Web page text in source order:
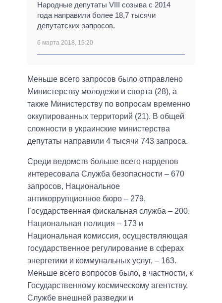
Народные депутаты VIII созыва с 2014
года направили более 18,7 тысячи
депутатских запросов.
6 марта 2018, 15:20
Меньше всего запросов было отправлено
Министерству молодежи и спорта (28), а
также Министерству по вопросам временно
оккупированных территорий (21). В общей
сложности в украинские министерства
депутаты направили 4 тысячи 743 запроса.
Среди ведомств больше всего нардепов
интересовала Служба безопасности – 670
запросов, Национальное
антикоррупционное бюро – 279,
Государственная фискальная служба – 200,
Национальная полиция – 173 и
Национальная комиссия, осуществляющая
государственное регулирование в сферах
энергетики и коммунальных услуг, – 163.
Меньше всего вопросов было, в частности, к
Государственному космическому агентству,
Службе внешней разведки и